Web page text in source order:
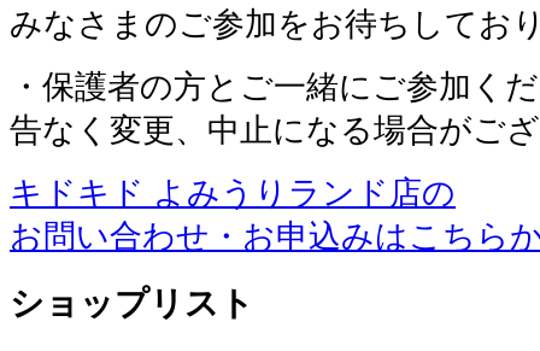
みなさまのご参加をお待ちしてお
・保護者の方とご一緒にご参加く
告なく変更、中止になる場合がご
キドキド よみうりランド店の
お問い合わせ・お申込みはこちら
ショップリスト